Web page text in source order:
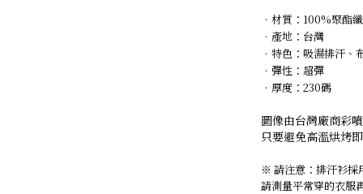
．材質：100%聚酯
． 產地：台灣
． 特色：吸濕排汗、
． 彈性：超彈
． 厚度：230碼
圖像由台灣廠商彩
只要避免高溫烘烤
※ 請注意：排汗衫採
請測量平常穿的衣服